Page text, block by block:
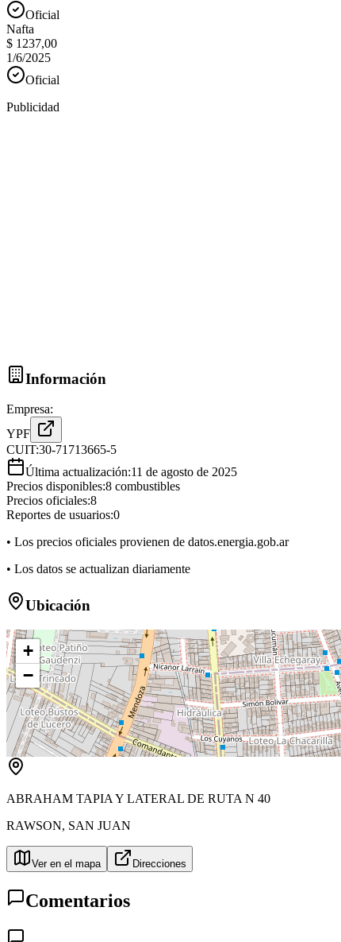
Oficial
Nafta
$ 1237,00
1/6/2025
Oficial
Publicidad
Información
Empresa:
YPF
CUIT:30-71713665-5
Última actualización:11 de agosto de 2025
Precios disponibles:8 combustibles
Precios oficiales:8
Reportes de usuarios:0
• Los precios oficiales provienen de datos.energia.gob.ar
• Los datos se actualizan diariamente
Ubicación
+
−
ABRAHAM TAPIA Y LATERAL DE RUTA N 40
RAWSON, SAN JUAN
Ver en el mapa Direcciones
Comentarios